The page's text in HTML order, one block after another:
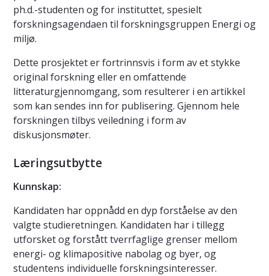
ph.d.-studenten og for instituttet, spesielt
forskningsagendaen til forskningsgruppen Energi og
miljø.
Dette prosjektet er fortrinnsvis i form av et stykke
original forskning eller en omfattende
litteraturgjennomgang, som resulterer i en artikkel
som kan sendes inn for publisering. Gjennom hele
forskningen tilbys veiledning i form av
diskusjonsmøter.
Læringsutbytte
Kunnskap:
Kandidaten har oppnådd en dyp forståelse av den
valgte studieretningen. Kandidaten har i tillegg
utforsket og forstått tverrfaglige grenser mellom
energi- og klimapositive nabolag og byer, og
studentens individuelle forskningsinteresser.